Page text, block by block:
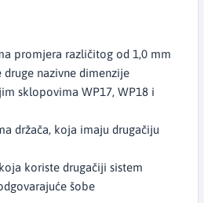
promjera različitog od 1,0 mm
nazivne dimenzije
sklopovima WP17, WP18 i
držača, koja imaju drugačiju
koriste drugačiji sistem
šobe